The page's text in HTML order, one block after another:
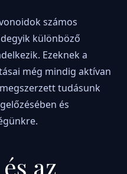
számos
különböző
Ezeknek a
még mindig aktívan
tudásunk
és
az